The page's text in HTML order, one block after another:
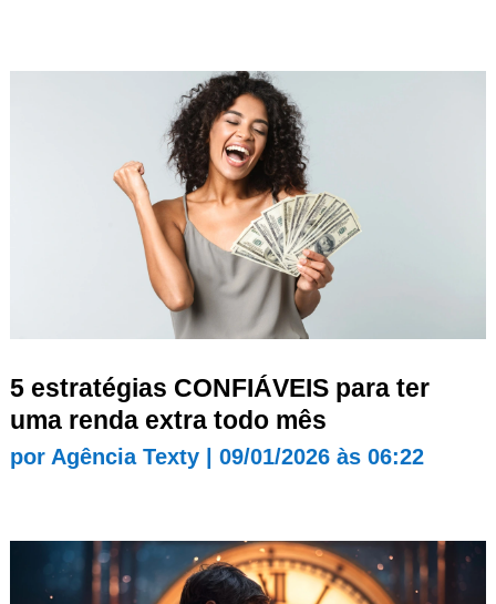
5 estratégias CONFIÁVEIS para ter
uma renda extra todo mês
por Agência Texty| 09/01/2026 às 06:22